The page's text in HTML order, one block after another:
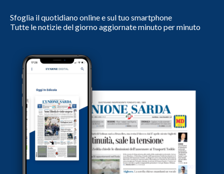
Sfoglia il quotidiano online e sul tuo smartphone
Tutte le notizie del giorno aggiornate minuto per minuto